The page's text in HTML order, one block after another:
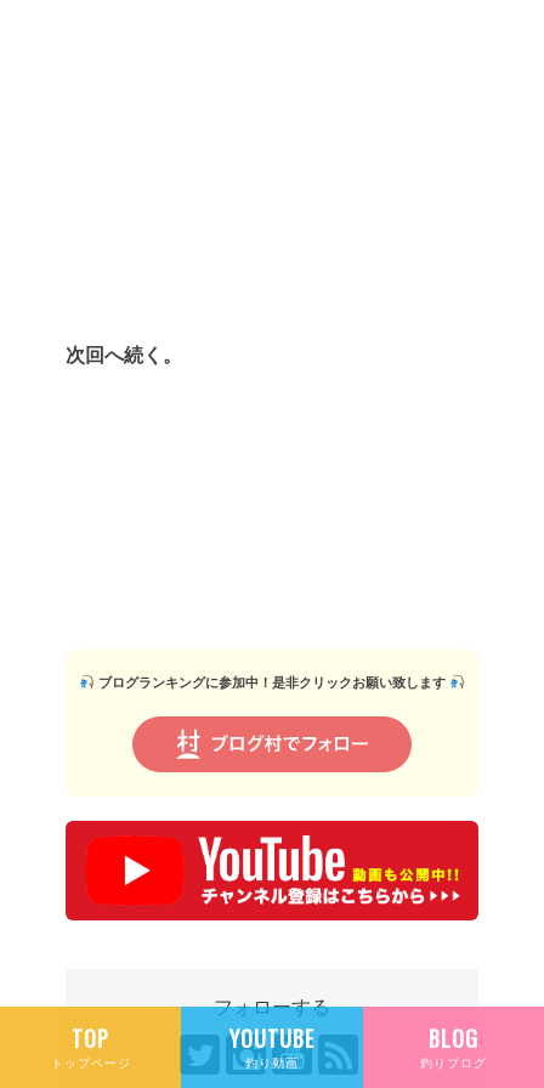
次回へ続く。
ブログランキングに参加中！是非クリックお願い致します
フォローする
TOP
トップページ
YOUTUBE
釣り動画
BLOG
釣りブログ